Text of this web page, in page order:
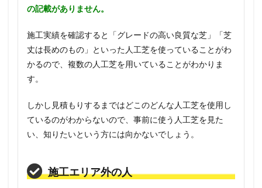
の記載がありません。
施工実績を確認すると「グレードの高い良質な芝」「芝
丈は長めのもの」といった人工芝を使っていることがわ
かるので、複数の人工芝を用いていることがわかりま
す。
しかし見積もりするまではどこのどんな人工芝を使用し
ているのがわからないので、事前に使う人工芝を見た
い、知りたいという方には向かないでしょう。
施工エリア外の人